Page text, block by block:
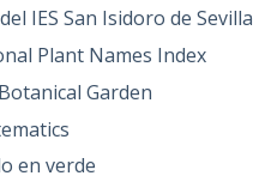
IES San Isidoro de Sevilla
Plant Names Index
Garden
en verde